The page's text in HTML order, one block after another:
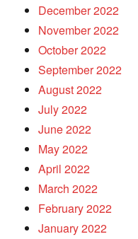
December 2022
November 2022
October 2022
September 2022
August 2022
July 2022
June 2022
May 2022
April 2022
March 2022
February 2022
January 2022